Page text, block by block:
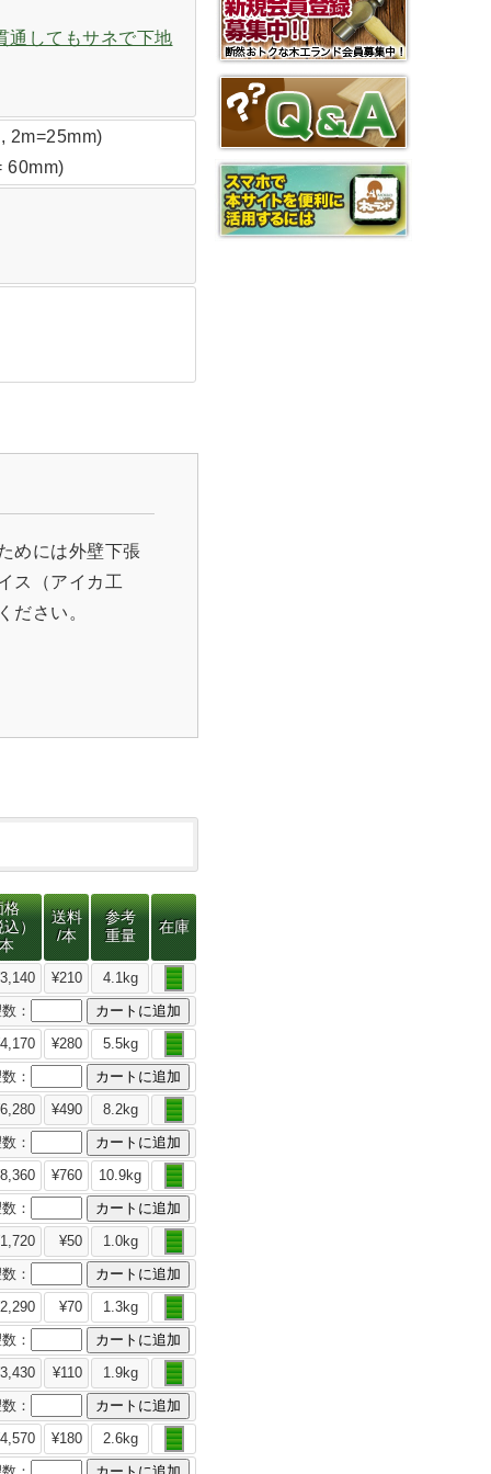
通してもサネで下地
2m=25mm)
60mm)
めには外壁下張
ス（アイカ工
ださい。
格
込）
送料
/本
参考
重量
在庫
¥210
4.1kg
：
¥280
5.5kg
：
¥490
8.2kg
：
¥760
10.9kg
：
¥50
1.0kg
：
¥70
1.3kg
：
¥110
1.9kg
：
¥180
2.6kg